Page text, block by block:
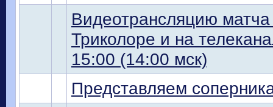
Видеотрансляцию
Триколоре и на
15:00 (14:00 мск)
Представляем